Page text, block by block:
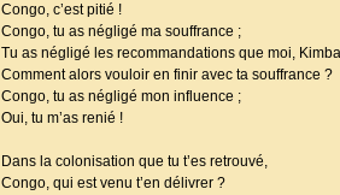
Congo, c’est pitié !
Congo, tu as négligé ma souffrance ;
Tu as négligé les recommandations que moi,
Comment alors vouloir en finir avec ta souffrance ?
Congo, tu as négligé mon influence ;
Oui, tu m’as renié !
Dans la colonisation que tu t’es retrouvé,
Congo, qui est venu t’en délivrer ?